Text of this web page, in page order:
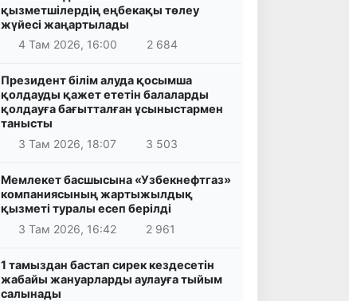
қызметшілердің еңбекақы төлеу
жүйесі жаңартылады
4 Там 2026, 16:00
2 684
Президент білім алуда қосымша
қолдауды қажет ететін балаларды
қолдауға бағытталған ұсыныстармен
танысты
3 Там 2026, 18:07
3 503
Мемлекет басшысына «Узбекнефтгаз»
компаниясының жартыжылдық
қызметі туралы есеп берілді
3 Там 2026, 16:42
2 961
1 тамыздан бастап сирек кездесетін
жабайы жануарларды аулауға тыйым
салынады